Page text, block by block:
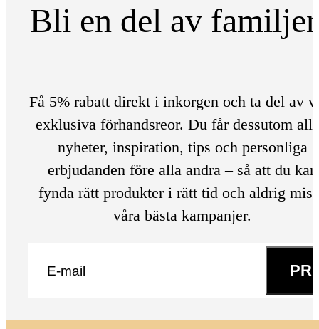
Bli en del av
Få 5% rabatt direkt i inkorgen och ta del av
exklusiva förhandsreor. Du får dessutom
nyheter, inspiration, tips och personliga
erbjudanden före alla andra – så att du kan
fynda rätt produkter i rätt tid och aldrig
våra bästa kampanjer.